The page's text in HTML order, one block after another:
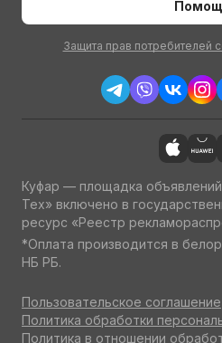
Защита прав потребителей
Куфар — площадка
Тех» включено в
ресурс «Реестр
*Оплата производится в
НБ РБ.
Пользовательское соглашение
Политика обработки
Политика в отношении